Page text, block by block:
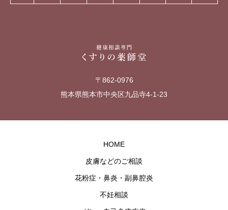
〒862-0976
熊本県熊本市中央区九品寺4-1-23
HOME
皮膚などのご相談
花粉症・鼻炎・副鼻腔炎
不妊相談